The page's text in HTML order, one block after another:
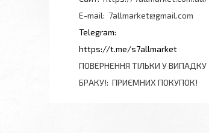
7allmarket@gmail.com
https://t.me/s7allmarket
ПОВЕРНЕННЯ ТІЛЬКИ У ВИПАДКУ
БРАКУ! ПРИЄМНИХ ПОКУПОК!